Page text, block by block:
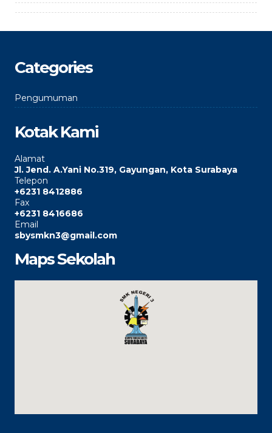
Categories
Pengumuman
Kotak Kami
Alamat
Jl. Jend. A.Yani No.319, Gayungan, Kota Surabaya
Telepon
+6231 8412886
Fax
+6231 8416686
Email
sbysmkn3@gmail.com
Maps Sekolah